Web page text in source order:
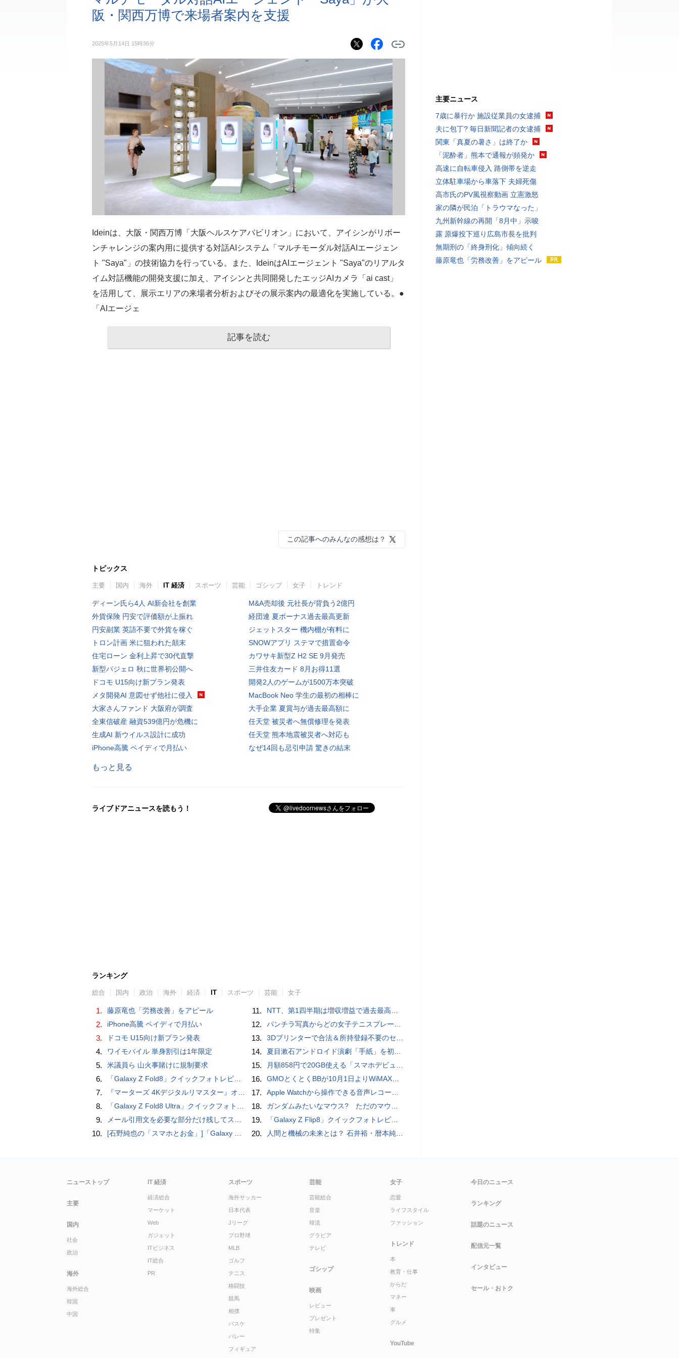
阪・関西万博で来場者案内を支援
2025年5月14日 15時36分
Ideinは、大阪・関西万博「大阪ヘルスケアパビリオン」において、アイシンがリボー
ンチャレンジの案内用に提供する対話AIシステム「マルチモーダル対話AIエージェン
ト "Saya"」の技術協力を行っている。また、IdeinはAIエージェント "Saya"のリアルタ
イム対話機能の開発支援に加え、アイシンと共同開発したエッジAIカメラ「ai cast」
を活用して、展示エリアの来場者分析およびその展示案内の最適化を実施している。●
「AIエージェ
記事を読む
この記事へのみんなの感想は？
トピックス
主要 国内 海外 IT 経済 スポーツ 芸能 ゴシップ 女子 トレンド
ディーン氏ら4人 AI新会社を創業
外貨保険 円安で評価額が上振れ
円安副業 英語不要で外貨を稼ぐ
トロン計画 米に狙われた顛末
住宅ローン 金利上昇で30代直撃
新型パジェロ 秋に世界初公開へ
ドコモ U15向け新プラン発表
メタ開発AI 意図せず他社に侵入
大家さんファンド 大阪府が調査
全東信破産 融資539億円が危機に
生成AI 新ウイルス設計に成功
iPhone高騰 ペイディで月払い
M&A売却後 元社長が背負う2億円
経団連 夏ボーナス過去最高更新
ジェットスター 機内棚が有料に
SNOWアプリ ステマで措置命令
カワサキ新型Z H2 SE 9月発売
三井住友カード 8月お得11選
開発2人のゲームが1500万本突破
MacBook Neo 学生の最初の相棒に
大手企業 夏賞与が過去最高額に
任天堂 被災者へ無償修理を発表
任天堂 熊本地震被災者へ対応も
なぜ14回も忌引申請 驚きの結末
もっと見る
ライブドアニュースを読もう！
ランキング
総合 国内 政治 海外 経済 IT スポーツ 芸能 女子
1. 藤原竜也「労務改善」をアピール
2. iPhone高騰 ペイディで月払い
3. ドコモ U15向け新プラン発表
4. ワイモバイル 単身割引は1年限定
5. 米議員ら 山火事賭けに規制要求
6. 「Galaxy Z Fold8」クイックフォトレビュー
7. 『マーターズ 4Kデジタルリマスター』オールナイト上映、鬼畜な併映作品が決定 全部観たら“生還証”をプレゼント［ホラー通信］
8. 「Galaxy Z Fold8 Ultra」クイックフォトレビュー
9. メール引用文を必要な部分だけ残してスッキリ返信するiPhoneメールの便利技：iPhone Tips
10. [石野純也の「スマホとお金」]「Galaxy Z Fold7／Flip7」発表、注目したいソフトバンクの価格攻勢
11. NTT、第1四半期は増収増益で過去最高 IOWNや分散GPUの取り組みを説明
12. パンチラ写真からどの女子テニスプレーヤーのものなのか当てるクイズ「Tennis Upskirts」
13. 3Dプリンターで合法＆所持登録不要のセミオートマチック銃を自作、発砲試験にも成功した猛者が登場
14. 夏目漱石アンドロイド演劇「手紙」を初上演！平田オリザ氏の作・演出、二松学舎大学で
15. 月額858円で20GB使える「スマホデビュープラン U15」ドコモが提供、ahamoも割引になる親子割も
16. GMOとくとくBBが10月1日よりWiMAXなど月額605円値上げ！全6種の重要変更を徹底解説
17. ​Apple Watchから操作できる音声レコーダMeta Recorder、録音レベル調整も対応
18. ガンダムみたいなマウス? ただのマウスとは違うのだよ1944通りの形状に変更できる驚異のマウス
19. 「Galaxy Z Flip8」クイックフォトレビュー
20. 人間と機械の未来とは？ 石井裕・暦本純一・稲見昌彦らHCI研究者が集うトークイヴェント：2016/1/31に開催
主要ニュース
7歳に暴行か 施設従業員の女逮捕
夫に包丁? 毎日新聞記者の女逮捕
関東「真夏の暑さ」は終了か
「泥酔者」熊本で通報が頻発か
高速に自転車侵入 路側帯を逆走
立体駐車場から車落下 夫婦死傷
高市氏のPV風視察動画 立憲激怒
家の隣が民泊「トラウマなった」
九州新幹線の再開「8月中」示唆
露 原爆投下巡り広島市長を批判
無期刑の「終身刑化」傾向続く
藤原竜也「労務改善」をアピール
ニューストップ
主要
国内
社会
政治
海外
海外総合
韓国
中国
IT 経済
経済総合
マーケット
Web
ガジェット
ITビジネス
IT総合
PR
スポーツ
海外サッカー
日本代表
Jリーグ
プロ野球
MLB
ゴルフ
テニス
格闘技
競馬
相撲
バスケ
バレー
フィギュア
芸能
芸能総合
音楽
韓流
グラビア
テレビ
ゴシップ
映画
レビュー
プレゼント
特集
女子
恋愛
ライフスタイル
ファッション
トレンド
本
教育・仕事
からだ
マネー
車
グルメ
YouTube
今日のニュース
ランキング
話題のニュース
配信元一覧
インタビュー
セール・おトク